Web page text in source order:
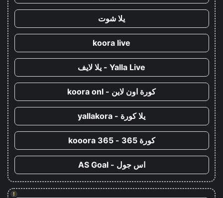
يلا شوت
koora live
Yalla Live - يلا لايف
كورة اون لاين - koora onl
يلا كورة - yallakora
كورة 365 - kooora 365
اس جول - AS Goal
!